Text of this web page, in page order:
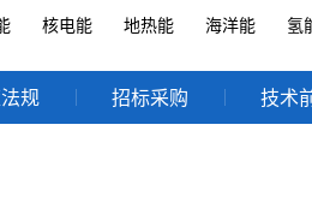
核电能 地热能 海洋能 氢
规 招标采购 技术